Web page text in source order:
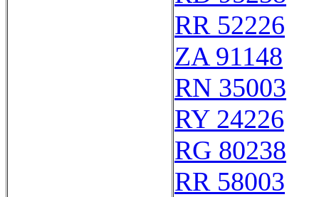
RR 52226
ZA 91148
RN 35003
RY 24226
RG 80238
RR 58003